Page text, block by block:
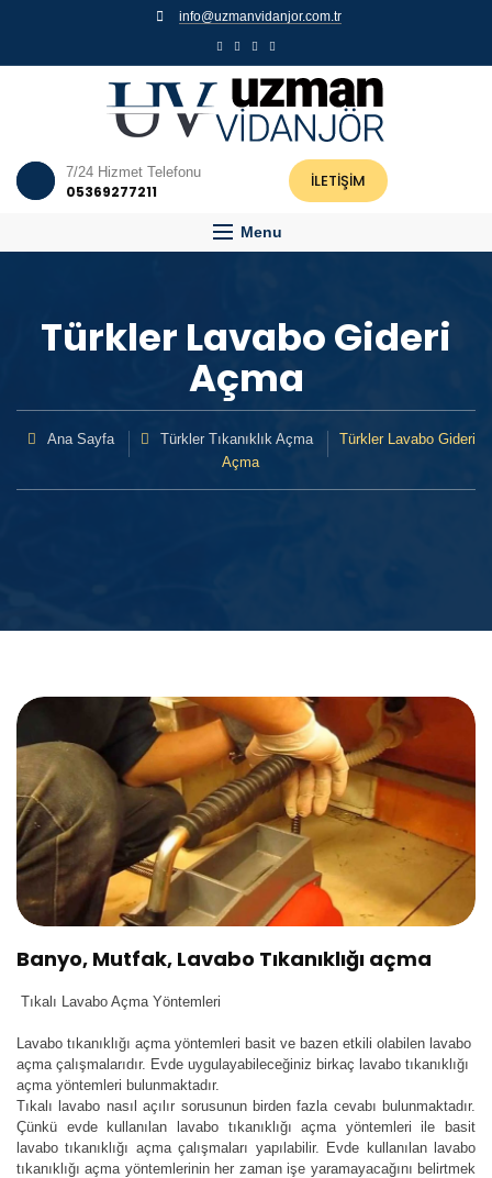
info@uzmanvidanjor.com.tr
7/24 Hizmet Telefonu
05369277211 İLETİŞİM
Menu
Türkler Lavabo Gideri
Açma
Ana Sayfa Türkler Tıkanıklık Açma
Türkler Lavabo Gideri
Açma
Banyo, Mutfak, Lavabo Tıkanıklığı açma
Tıkalı Lavabo Açma Yöntemleri
Lavabo tıkanıklığı açma yöntemleri basit ve bazen etkili olabilen lavabo
açma çalışmalarıdır. Evde uygulayabileceğiniz birkaç lavabo tıkanıklığı
açma yöntemleri bulunmaktadır.
Tıkalı lavabo nasıl açılır sorusunun birden fazla cevabı bulunmaktadır.
Çünkü evde kullanılan lavabo tıkanıklığı açma yöntemleri ile basit
lavabo tıkanıklığı açma çalışmaları yapılabilir. Evde kullanılan lavabo
tıkanıklığı açma yöntemlerinin her zaman işe yaramayacağını belirtmek